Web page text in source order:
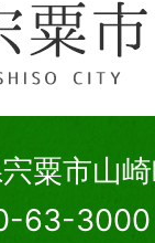
粟市山崎
63-3000